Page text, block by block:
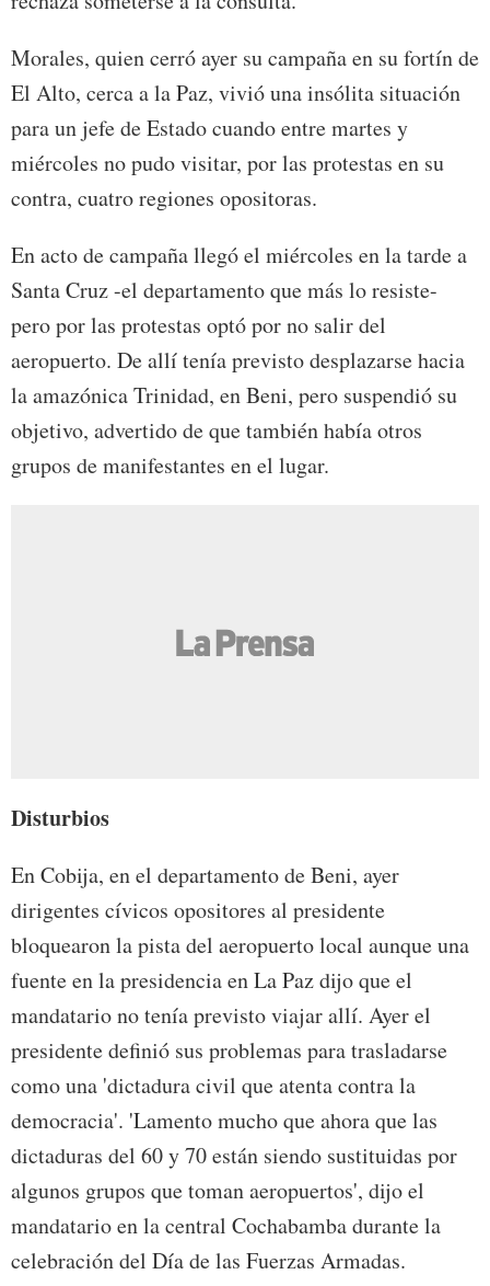
Morales, quien cerró ayer su campaña en su fortín de
El Alto, cerca a la Paz, vivió una insólita situación
para un jefe de Estado cuando entre martes y
miércoles no pudo visitar, por las protestas en su
contra, cuatro regiones opositoras.
En acto de campaña llegó el miércoles en la tarde a
Santa Cruz -el departamento que más lo resiste-
pero por las protestas optó por no salir del
aeropuerto. De allí tenía previsto desplazarse hacia
la amazónica Trinidad, en Beni, pero suspendió su
objetivo, advertido de que también había otros
grupos de manifestantes en el lugar.
Disturbios
En Cobija, en el departamento de Beni, ayer
dirigentes cívicos opositores al presidente
bloquearon la pista del aeropuerto local aunque una
fuente en la presidencia en La Paz dijo que el
mandatario no tenía previsto viajar allí. Ayer el
presidente definió sus problemas para trasladarse
como una 'dictadura civil que atenta contra la
democracia'. 'Lamento mucho que ahora que las
dictaduras del 60 y 70 están siendo sustituidas por
algunos grupos que toman aeropuertos', dijo el
mandatario en la central Cochabamba durante la
celebración del Día de las Fuerzas Armadas.